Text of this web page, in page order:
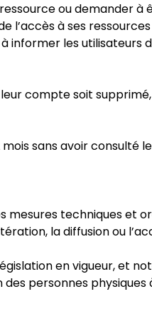
ou demander à
l’accès à ses
les utilisateurs
compte soit
sans avoir consulté
mesures techniques et
la diffusion ou
en vigueur, et
personnes physiques